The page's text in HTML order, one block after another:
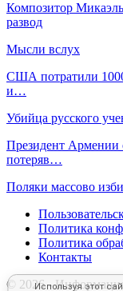
Используя этот
Композитор
развод
Мысли вслух
США потратили
и…
Убийца русского
Президент Армении
потеряв…
Поляки массово
Политика
Политика
Контакты
© 2026 -